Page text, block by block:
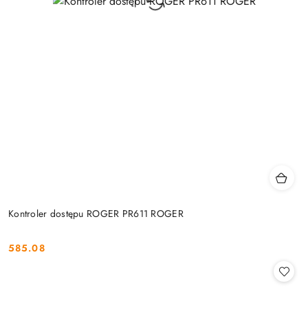
Kontroler dostępu ROGER PR611 ROGER
Cena:
585.08